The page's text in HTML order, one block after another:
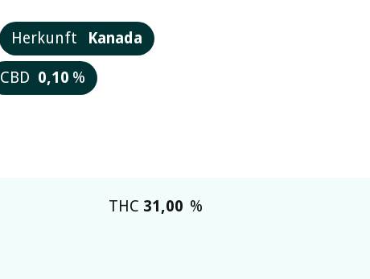
Herkunft Kanada
CBD 0,10 %
THC 31,00 %